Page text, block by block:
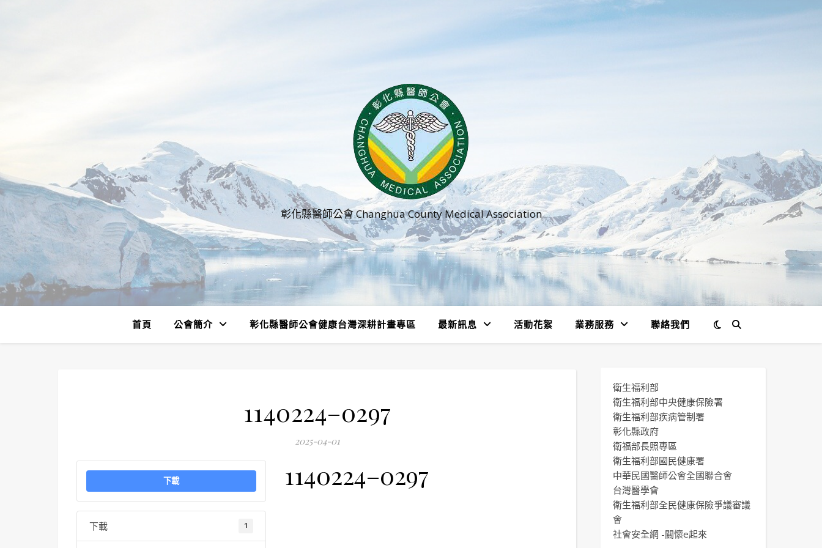
彰化縣醫師公會 Changhua County Medical Association
首頁 公會簡介 彰化縣醫師公會健康台灣深耕計畫專區 最新訊息 活動花絮 業務服務 聯絡我們
1140224–0297
2025-04-01
下載
下載 1
1140224–0297
衛生福利部
衛生福利部中央健康保險署
衛生福利部疾病管制署
彰化縣政府
衛福部長照專區
衛生福利部國民健康署
中華民國醫師公會全國聯合會
台灣醫學會
衛生福利部全民健康保險爭議審議
會
社會安全網 -關懷e起來